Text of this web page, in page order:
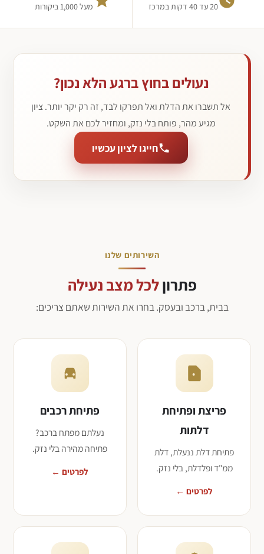
20 עד 40 דקות במרכז מעל 1,000 ביקורות
נעולים בחוץ ברגע הלא נכון?
אל תשברו את הדלת ואל תפרקו לבד, זה רק יקר יותר. ציון
מגיע מהר, פותח בלי נזק, ומחזיר לכם את השקט.
חייגו לציון עכשיו
השירותים שלנו
פתרוןלכל מצב נעילה
בבית, ברכב ובעסק. בחרו את השירות שאתם צריכים:
פריצת ופתיחת
דלתות
פתיחת דלת ננעלת, דלת
ממ"ד ופלדלת, בלי נזק.
לפרטים ←
פתיחת רכבים
נעלתם מפתח ברכב?
פתיחה מהירה בלי נזק.
לפרטים ←